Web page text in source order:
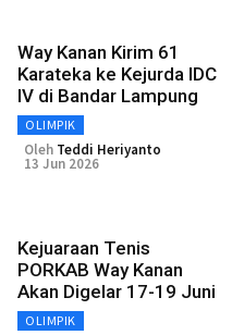
Way Kanan Kirim 61
Karateka ke Kejurda IDC
IV di Bandar Lampung
OLIMPIK
Oleh Teddi Heriyanto
13 Jun 2026
Kejuaraan Tenis
PORKAB Way Kanan
Akan Digelar 17-19 Juni
OLIMPIK